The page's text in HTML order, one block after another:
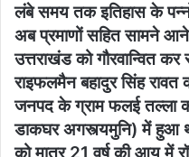
लंबे समय तक इतिहास के
अब प्रमाणों सहित सामने
उत्तराखंड को गौरवान्वित कर
राइफलमैन बहादुर सिंह
जनपद के ग्राम फलई तल्ला
डाकघर अगस्त्यमुनि) में हुआ
को मात्र 21 वर्ष की आयु में